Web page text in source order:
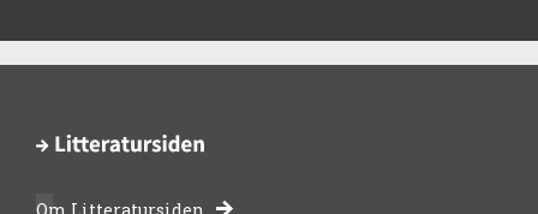
Om Litteratursiden